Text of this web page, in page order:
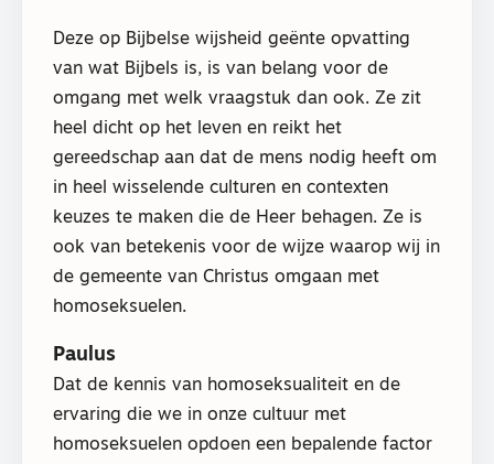
Deze op Bijbelse wijsheid geënte opvatting
van wat Bijbels is, is van belang voor de
omgang met welk vraagstuk dan ook. Ze zit
heel dicht op het leven en reikt het
gereedschap aan dat de mens nodig heeft om
in heel wisselende culturen en contexten
keuzes te maken die de Heer behagen. Ze is
ook van betekenis voor de wijze waarop wij in
de gemeente van Christus omgaan met
homoseksuelen.
Paulus
Dat de kennis van homoseksualiteit en de
ervaring die we in onze cultuur met
homoseksuelen opdoen een bepalende factor